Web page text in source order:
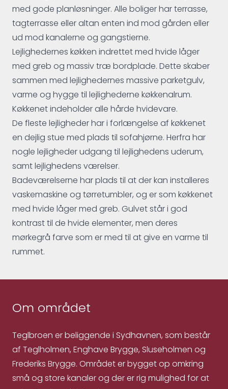
med gode planløsninger. Alle boliger har terrasse,
tagterrasse eller altan enten ind mod gården eller
ud mod kanalerne og gangstierne.
Lejlighedernes køkken indrettet med hvide låger
med greb og massiv træ bordplade. Dette skaber
sammen med lejlighedernes massive parketgulv,
varme og hygge til lejlighederne køkkenalrum.
Køkkenet indeholder alle hårde hvidevare.
De fleste lejligheder har i forlængelse af køkkenet
en dejlig stue med plads til sofahjørne. Herfra har
nogle lejligheder udgang til lejlighedens uderum,
samt lejlighedens værelser.
Badeværelserne har plads til at der kan installeres
vaskemaskine og tørretumbler, og er som køkkenet
med hvide låger med greb. Gulvet står i god
kontrast til de hvide elementer, men deres
mørkegrå farve som er med til at give en varme til
rummet.
Om området
Teglbroen er beliggende i Sydhavnen, som består
af Teglholmen, Enghave Brygge, Sluseholmen og
Frederiks Brygge. Området er bygget op omkring
små og store kanaler og der er rig mulighed for at